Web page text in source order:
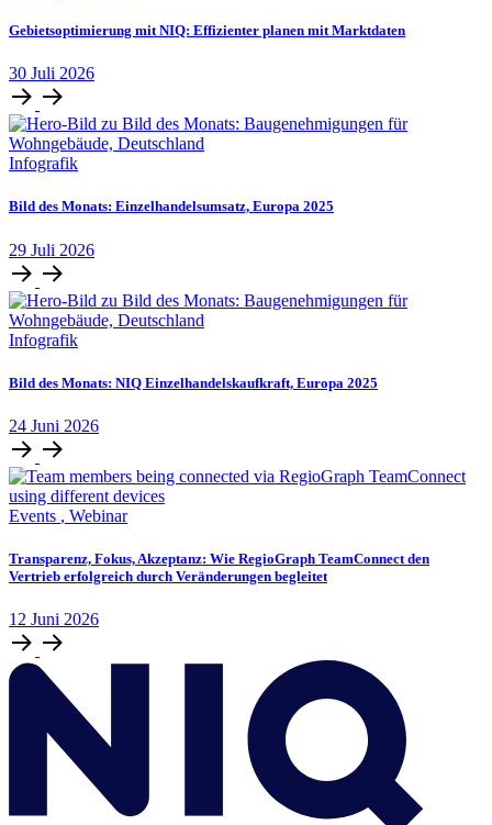
Gebietsoptimierung mit NIQ: Effizienter planen mit Marktdaten
30 Juli 2026
Infografik
Bild des Monats: Einzelhandelsumsatz, Europa 2025
29 Juli 2026
Infografik
Bild des Monats: NIQ Einzelhandelskaufkraft, Europa 2025
24 Juni 2026
Events , Webinar
Transparenz, Fokus, Akzeptanz: Wie RegioGraph TeamConnect den
Vertrieb erfolgreich durch Veränderungen begleitet
12 Juni 2026